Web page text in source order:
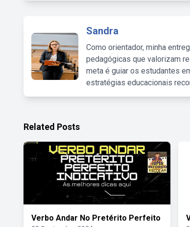
Sandra
Como orientador, minha
pedagógicas que valorizam
meta é guiar os estudantes
estratégias educacionais
Related Posts
Verbo Andar No Pretérito Perfeito